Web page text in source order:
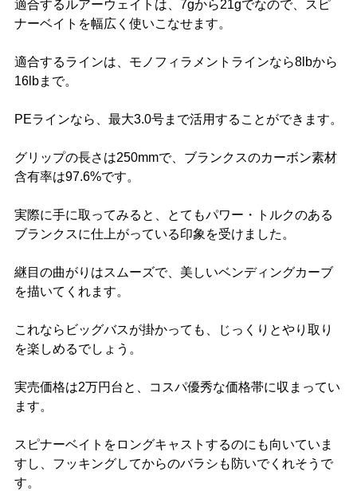
適合するルアーウェイトは、7gから21gでなので、スピ
ナーベイトを幅広く使いこなせます。
適合するラインは、モノフィラメントラインなら8lbから
16lbまで。
PEラインなら、最大3.0号まで活用することができます。
グリップの長さは250mmで、ブランクスのカーボン素材
含有率は97.6%です。
実際に手に取ってみると、とてもパワー・トルクのある
ブランクスに仕上がっている印象を受けました。
継目の曲がりはスムーズで、美しいベンディングカーブ
を描いてくれます。
これならビッグバスが掛かっても、じっくりとやり取り
を楽しめるでしょう。
実売価格は2万円台と、コスパ優秀な価格帯に収まってい
ます。
スピナーベイトをロングキャストするのにも向いていま
すし、フッキングしてからのバラシも防いでくれそうで
す。